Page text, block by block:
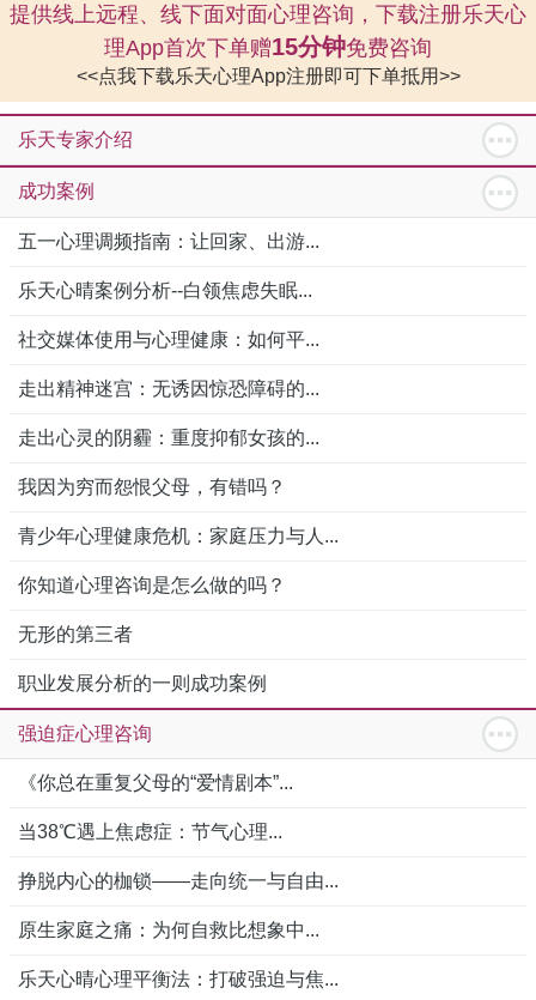
提供线上远程、线下面对面心理咨询，下载注册乐天心
理App首次下单赠15分钟免费咨询
<<点我下载乐天心理App注册即可下单抵用>>
乐天专家介绍
成功案例
五一心理调频指南：让回家、出游...
乐天心晴案例分析--白领焦虑失眠...
社交媒体使用与心理健康：如何平...
走出精神迷宫：无诱因惊恐障碍的...
走出心灵的阴霾：重度抑郁女孩的...
我因为穷而怨恨父母，有错吗？
青少年心理健康危机：家庭压力与人...
你知道心理咨询是怎么做的吗？
无形的第三者
职业发展分析的一则成功案例
强迫症心理咨询
《你总在重复父母的“爱情剧本”...
当38℃遇上焦虑症：节气心理...
挣脱内心的枷锁——走向统一与自由...
原生家庭之痛：为何自救比想象中...
乐天心晴心理平衡法：打破强迫与焦...